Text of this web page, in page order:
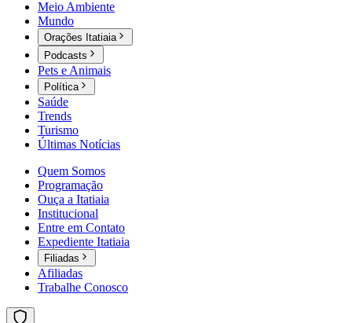
Meio Ambiente
Mundo
Orações Itatiaia
Podcasts
Pets e Animais
Política
Saúde
Trends
Turismo
Últimas Notícias
Quem Somos
Programação
Ouça a Itatiaia
Institucional
Entre em Contato
Expediente Itatiaia
Filiadas
Afiliadas
Trabalhe Conosco